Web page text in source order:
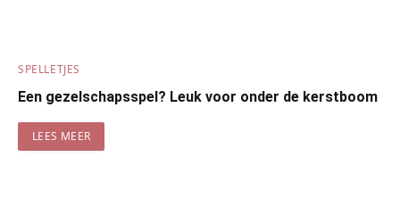
SPELLETJES
Een gezelschapsspel? Leuk voor onder de kerstboom
LEES MEER